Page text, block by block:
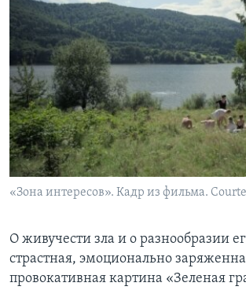
«Зона интересов». Кадр из фильма.
О живучести зла и о разнообразии
страстная, эмоционально
провокативная картина «Зеленая